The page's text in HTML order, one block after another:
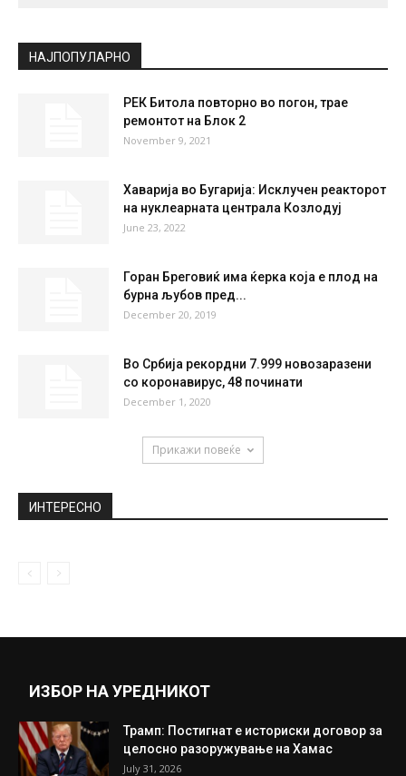
НАЈПОПУЛАРНО
РЕК Битола повторно во погон, трае
ремонтот на Блок 2
November 9, 2021
Хаварија во Бугарија: Исклучен реакторот
на нуклеарната централа Козлодуј
June 23, 2022
Горан Бреговиќ има ќерка која е плод на
бурна љубов пред...
December 20, 2019
Во Србија рекордни 7.999 новозаразени
со коронавирус, 48 починати
December 1, 2020
Прикажи повеќе
ИНТЕРЕСНО
ИЗБОР НА УРЕДНИКОТ
Трамп: Постигнат е историски договор за
целосно разоружување на Хамас
July 31, 2026